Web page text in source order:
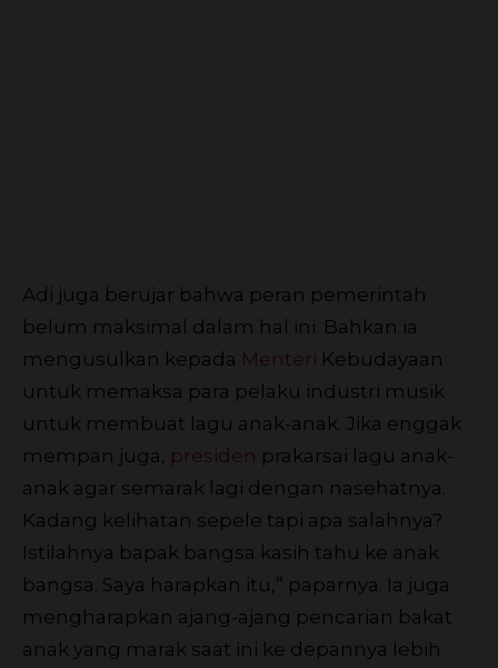
Adi juga berujar bahwa peran pemerintah
belum maksimal dalam hal ini. Bahkan ia
mengusulkan kepada Menteri Kebudayaan
untuk memaksa para pelaku industri musik
untuk membuat lagu anak-anak. Jika enggak
mempan juga, presiden prakarsai lagu anak-
anak agar semarak lagi dengan nasehatnya.
Kadang kelihatan sepele tapi apa salahnya?
Istilahnya bapak bangsa kasih tahu ke anak
bangsa. Saya harapkan itu,” paparnya. Ia juga
mengharapkan ajang-ajang pencarian bakat
anak yang marak saat ini ke depannya lebih